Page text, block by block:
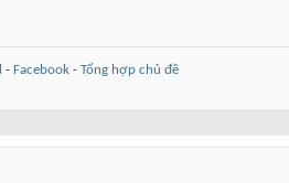
- Facebook - Tổng hợp chủ đề